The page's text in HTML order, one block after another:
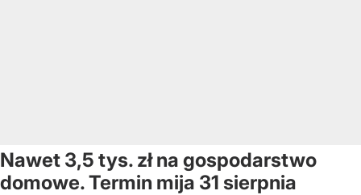
Nawet 3,5 tys. zł na gospodarstwo
domowe. Termin mija 31 sierpnia